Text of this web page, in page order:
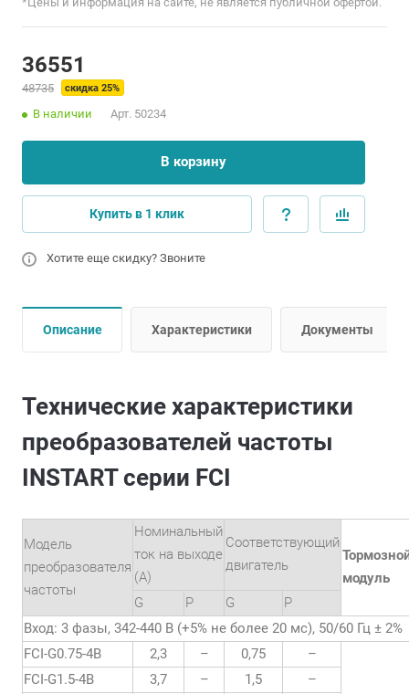
36551
48735 скидка 25%
В наличии Арт. 50234
В корзину
Купить в 1 клик
Хотите еще скидку? Звоните
Описание Характеристики Документы
Технические характеристики
преобразователей частоты
INSTART серии FCI
Модель
преобразователя
частоты
Номинальный
ток на выходе
(А)
Соответствующий
двигатель
модуль
G
P G
P
Вход: 3 фазы, 342-440 В (+5% не более 20 мс), 50/60 Гц ± 2%
FCI-G0.75-4B
2,3 – 0,75 –
FCI-G1.5-4B 3,7 – 1,5
–